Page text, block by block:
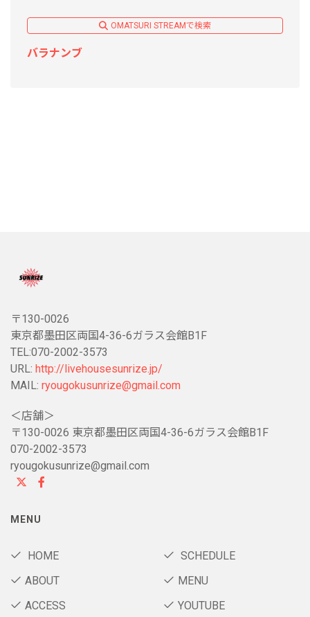
OMATSURI STREAMで検索
バラナンブ
〒130-0026
東京都墨田区両国4-36-6ガラス会館B1F
TEL:070-2002-3573
URL: http://livehousesunrize.jp/
MAIL: ryougokusunrize@gmail.com
＜店舗＞
〒130-0026 東京都墨田区両国4-36-6ガラス会館B1F
070-2002-3573
ryougokusunrize@gmail.com
MENU
HOME
SCHEDULE
ABOUT
MENU
ACCESS
YOUTUBE